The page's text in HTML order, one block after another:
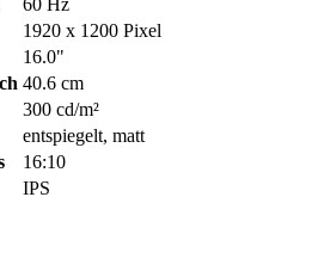
1920 x 1200 Pixel
16.0"
40.6 cm
300 cd/m²
entspiegelt, matt
16:10
IPS